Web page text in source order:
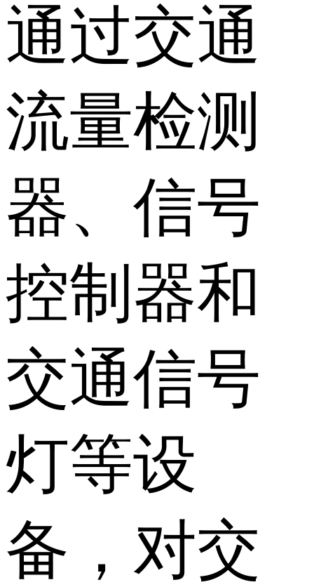
通过交通
流量检测
器、信号
控制器和
交通信号
灯等设
备，对交